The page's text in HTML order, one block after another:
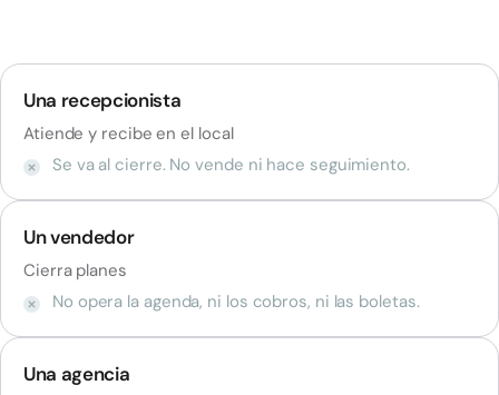
Una recepcionista
Atiende y recibe en el local
Se va al cierre. No vende ni hace seguimiento.
Un vendedor
Cierra planes
No opera la agenda, ni los cobros, ni las boletas.
Una agencia